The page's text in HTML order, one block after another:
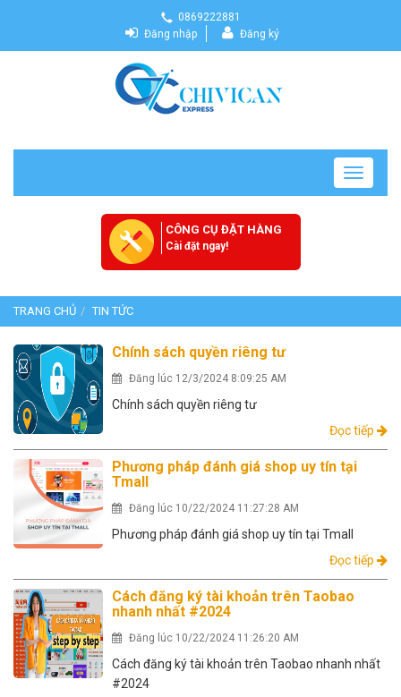
0869222881
Đăng nhập
Đăng ký
Toggle
CÔNG CỤ ĐẶT HÀNG
Cài đặt ngay!
TRANG CHỦ TIN TỨC
Chính sách quyền riêng tư
Đăng lúc 12/3/2024 8:09:25 AM
Chính sách quyền riêng tư
Đọc tiếp
Phương pháp đánh giá shop uy tín tại
Tmall
Đăng lúc 10/22/2024 11:27:28 AM
Phương pháp đánh giá shop uy tín tại Tmall
Đọc tiếp
Cách đăng ký tài khoản trên Taobao
nhanh nhất #2024
Đăng lúc 10/22/2024 11:26:20 AM
Cách đăng ký tài khoản trên Taobao nhanh nhất
#2024